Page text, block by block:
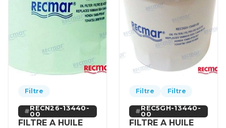
Filtre
RECN26-13440-
00
FILTRE A HUILE
Filtre Filtre
REC5GH-13440-
00
FILTRE A HUILE